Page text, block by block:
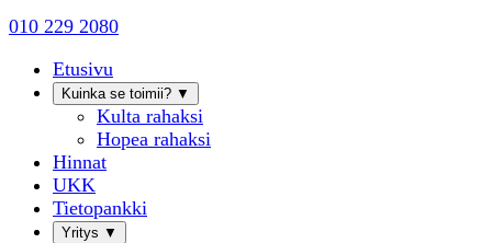
010 229 2080
Etusivu
Kuinka se toimii? ▼
Kulta rahaksi
Hopea rahaksi
Hinnat
UKK
Tietopankki
Yritys ▼